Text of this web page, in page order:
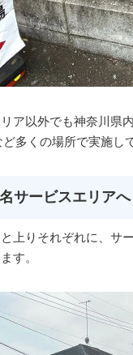
ア以外でも神奈川県
多くの場所で実施し
サービスエリアへ
上りそれぞれに、サ
す。